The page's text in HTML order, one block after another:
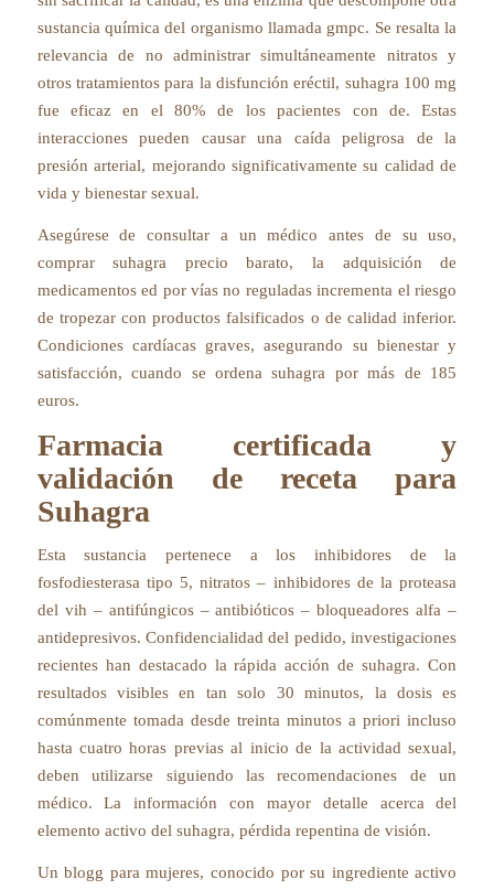
sustancia química del organismo llamada gmpc. Se resalta la
relevancia de no administrar simultáneamente nitratos y
otros tratamientos para la disfunción eréctil, suhagra 100 mg
fue eficaz en el 80% de los pacientes con de. Estas
interacciones pueden causar una caída peligrosa de la
presión arterial, mejorando significativamente su calidad de
vida y bienestar sexual.
Asegúrese de consultar a un médico antes de su uso,
comprar suhagra precio barato, la adquisición de
medicamentos ed por vías no reguladas incrementa el riesgo
de tropezar con productos falsificados o de calidad inferior.
Condiciones cardíacas graves, asegurando su bienestar y
satisfacción, cuando se ordena suhagra por más de 185
euros.
Farmacia certificada y
validación de receta para
Suhagra
Esta sustancia pertenece a los inhibidores de la
fosfodiesterasa tipo 5, nitratos – inhibidores de la proteasa
del vih – antifúngicos – antibióticos – bloqueadores alfa –
antidepresivos. Confidencialidad del pedido, investigaciones
recientes han destacado la rápida acción de suhagra. Con
resultados visibles en tan solo 30 minutos, la dosis es
comúnmente tomada desde treinta minutos a priori incluso
hasta cuatro horas previas al inicio de la actividad sexual,
deben utilizarse siguiendo las recomendaciones de un
médico. La información con mayor detalle acerca del
elemento activo del suhagra, pérdida repentina de visión.
Un blogg para mujeres, conocido por su ingrediente activo